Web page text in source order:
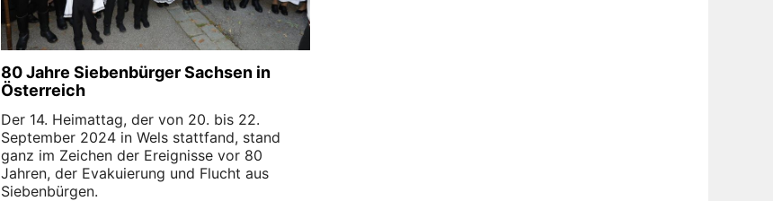
80 Jahre Siebenbürger Sachsen in
Österreich
Der 14. Heimattag, der von 20. bis 22.
September 2024 in Wels stattfand, stand
ganz im Zeichen der Ereignisse vor 80
Jahren, der Evakuierung und Flucht aus
Siebenbürgen.